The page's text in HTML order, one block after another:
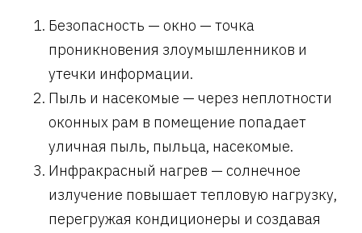
Безопасность — окно — точка
проникновения злоумышленников и
утечки информации.
Пыль и насекомые — через неплотности
оконных рам в помещение попадает
уличная пыль, пыльца, насекомые.
Инфракрасный нагрев — солнечное
излучение повышает тепловую нагрузку,
перегружая кондиционеры и создавая